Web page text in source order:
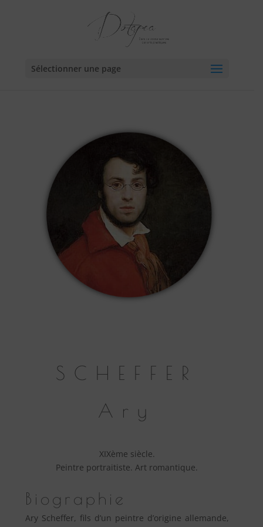
Sélectionner une page
SCHEFFER
Ary
XIXème siècle.
Peintre portraitiste. Art romantique.
Biographie
Ary Scheffer, fils d’un peintre d’origine allemande,